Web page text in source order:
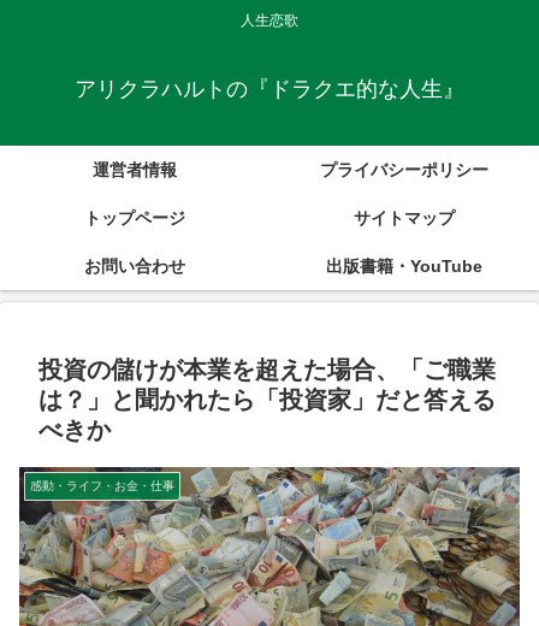
人生恋歌
アリクラハルトの『ドラクエ的な人生』
運営者情報 プライバシーポリシー
トップページ サイトマップ
お問い合わせ 出版書籍・YouTube
投資の儲けが本業を超えた場合、「ご職業
は？」と聞かれたら「投資家」だと答える
べきか
感動・ライフ・お金・仕事